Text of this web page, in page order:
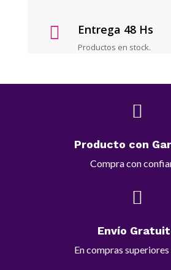
 Entrega 48 Hs
Productos en stock.

Producto con
Compra con

Envío
En compras